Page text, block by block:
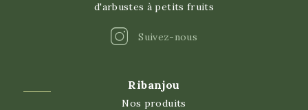
d'arbustes à petits fruits
Suivez-nous
Instagram
Ribanjou
Nos produits